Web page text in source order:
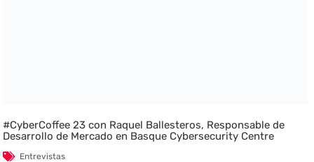
#CyberCoffee 23 con Raquel Ballesteros, Responsable de
Desarrollo de Mercado en Basque Cybersecurity Centre
Entrevistas